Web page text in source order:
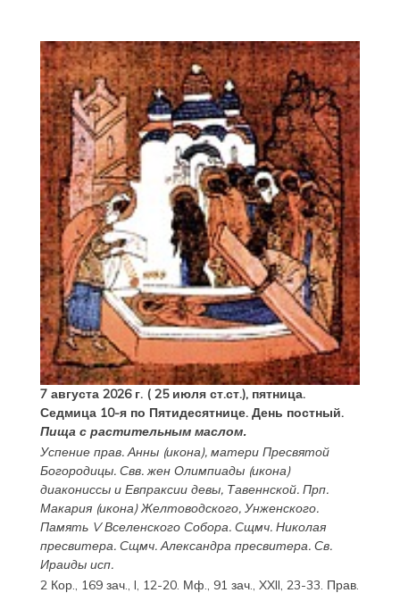
7 августа 2026 г. ( 25 июля ст.ст.), пятница.
Седмица 10-я по Пятидесятнице. День постный.
Пища с растительным маслом.
Успение прав.Анны(икона), матери Пресвятой
Богородицы. Свв. жен Олимпиады(икона)
диакониссы и Евпраксиидевы, Тавеннской. Прп.
Макария(икона) Желтоводского, Унженского.
Память V Вселенского Собора. Сщмч. Николая
пресвитера. Сщмч.Александрапресвитера. Св.
Ираидыисп.
2 Кор., 169 зач., I, 12-20. Мф., 91 зач., XXII, 23-33. Прав.